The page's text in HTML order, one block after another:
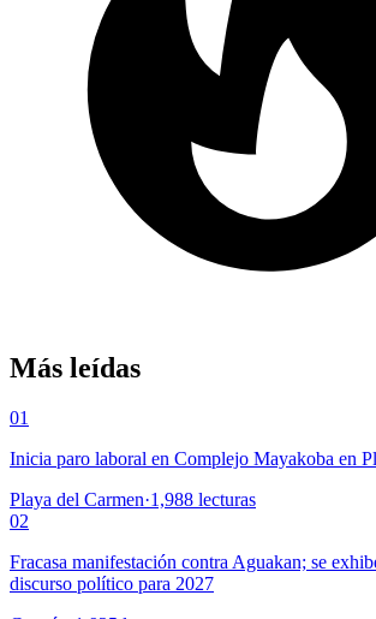
Más leídas
01
Inicia paro laboral en Complejo Mayakoba en
Playa del Carmen·1,988 lecturas
02
Fracasa manifestación contra Aguakan; se
discurso político para 2027